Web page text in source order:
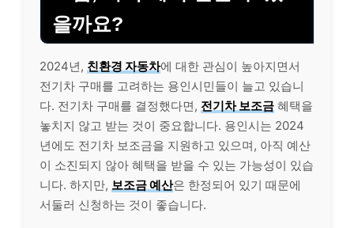
을까요?
2024년, 친환경 자동차에 대한 관심이 높아지면서
전기차 구매를 고려하는 용인시민들이 늘고 있습니
다. 전기차 구매를 결정했다면, 전기차 보조금 혜택을
놓치지 않고 받는 것이 중요합니다. 용인시는 2024
년에도 전기차 보조금을 지원하고 있으며, 아직 예산
이 소진되지 않아 혜택을 받을 수 있는 가능성이 있습
니다. 하지만, 보조금 예산은 한정되어 있기 때문에
서둘러 신청하는 것이 좋습니다.